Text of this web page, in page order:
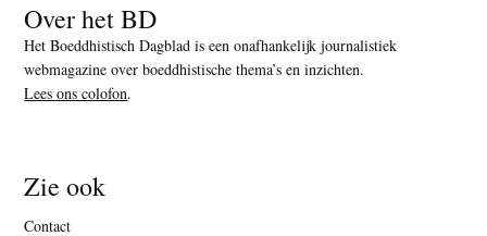
Over het BD
Het Boeddhistisch Dagblad is een onafhankelijk journalistiek
webmagazine over boeddhistische thema’s en inzichten.
Lees ons colofon.
Zie ook
Contact